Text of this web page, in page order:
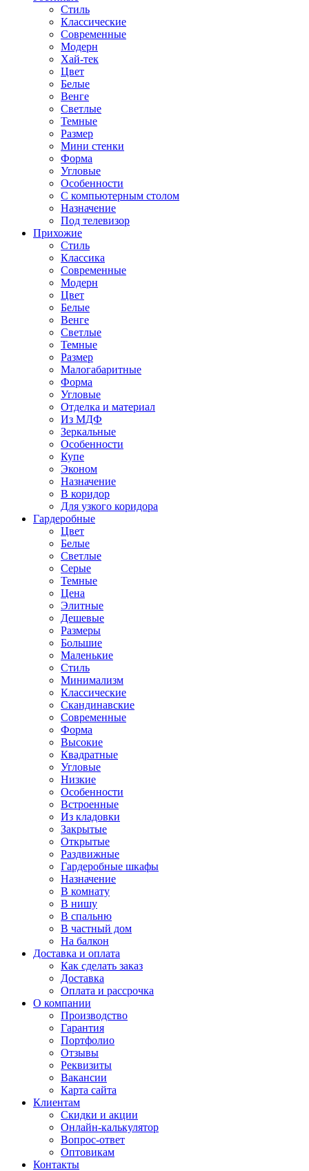
Стиль
Классические
Современные
Модерн
Хай-тек
Цвет
Белые
Венге
Светлые
Темные
Размер
Мини стенки
Форма
Угловые
Особенности
С компьютерным столом
Назначение
Под телевизор
Прихожие
Стиль
Классика
Современные
Модерн
Цвет
Белые
Венге
Светлые
Темные
Размер
Малогабаритные
Форма
Угловые
Отделка и материал
Из МДФ
Зеркальные
Особенности
Купе
Эконом
Назначение
В коридор
Для узкого коридора
Гардеробные
Цвет
Белые
Светлые
Серые
Темные
Цена
Элитные
Дешевые
Размеры
Большие
Маленькие
Стиль
Минимализм
Классические
Скандинавские
Современные
Форма
Высокие
Квадратные
Угловые
Низкие
Особенности
Встроенные
Из кладовки
Закрытые
Открытые
Раздвижные
Гардеробные шкафы
Назначение
В комнату
В нишу
В спальню
В частный дом
На балкон
Доставка и оплата
Как сделать заказ
Доставка
Оплата и рассрочка
О компании
Производство
Гарантия
Портфолио
Отзывы
Реквизиты
Вакансии
Карта сайта
Клиентам
Скидки и акции
Онлайн-калькулятор
Вопрос-ответ
Оптовикам
Контакты